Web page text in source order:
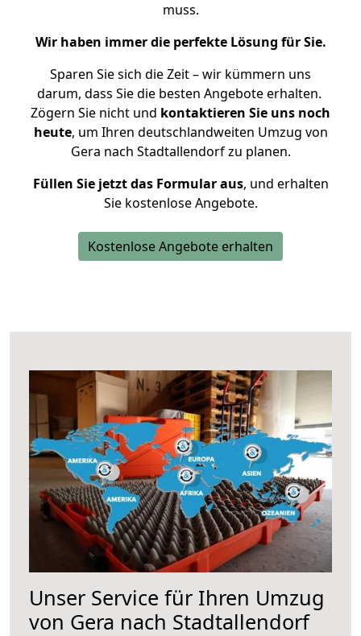
muss.
Wir haben immer die perfekte Lösung für Sie.
Sparen Sie sich die Zeit – wir kümmern uns
darum, dass Sie die besten Angebote erhalten.
Zögern Sie nicht und kontaktieren Sie uns noch
heute, um Ihren deutschlandweiten Umzug von
Gera nach Stadtallendorf zu planen.
Füllen Sie jetzt das Formular aus, und erhalten
Sie kostenlose Angebote.
Kostenlose Angebote erhalten
Unser Service für Ihren Umzug
von Gera nach Stadtallendorf